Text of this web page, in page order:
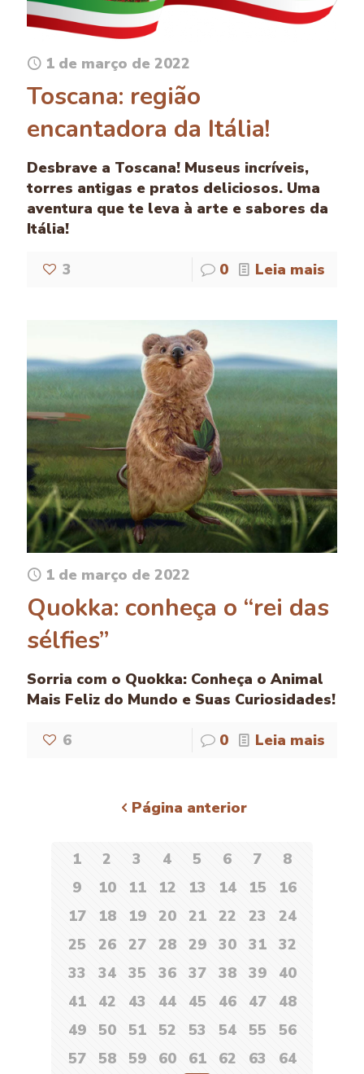
1 de março de 2022
Toscana: região
encantadora da Itália!
Desbrave a Toscana! Museus incríveis,
torres antigas e pratos deliciosos. Uma
aventura que te leva à arte e sabores da
Itália!
3 0 Leia mais
1 de março de 2022
Quokka: conheça o “rei das
sélfies”
Sorria com o Quokka: Conheça o Animal
Mais Feliz do Mundo e Suas Curiosidades!
6 0 Leia mais
Página anterior
1 2 3 4 5 6 7
8
9
10 11 12 13 14 15
16
17
18 19 20 21 22 23
24
25
26 27 28 29 30 31
32
33
34 35 36 37 38 39
40
41
42 43 44 45 46 47
48
49
50 51 52 53 54 55
56
57
58 59 60 61 62 63
64